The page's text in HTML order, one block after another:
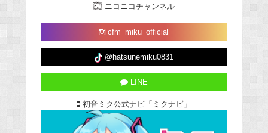
ニコニコチャンネル
cfm_miku_official
@hatsunemiku0831
LINE
初音ミク公式ナビ「ミクナビ」